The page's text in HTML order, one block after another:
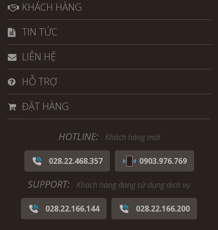
KHÁCH HÀNG
TIN TỨC
LIÊN HỆ
HỖ TRỢ
ĐẶT HÀNG
HOTLINE: Khách hàng mới
028.22.468.357 0903.976.769
SUPPORT: Khách hàng đang sử dụng dịch vụ
028.22.166.144 028.22.166.200